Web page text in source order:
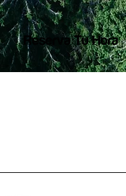
Reserva Tu Hora